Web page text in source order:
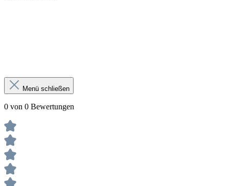
Menü schließen
0 von 0 Bewertungen